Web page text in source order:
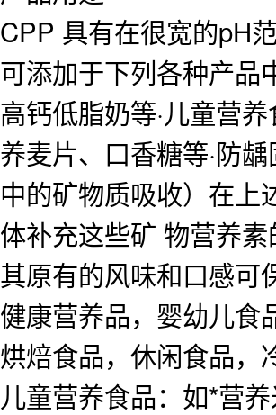
CPP 具有在很宽的pH
可添加于下列各种产品
高钙低脂奶等·儿童营
养麦片、口香糖等·防
中的矿物质吸收）在上
体补充这些矿 物营养
其原有的风味和口感可
健康营养品，婴幼儿食
烘焙食品，休闲食品，
儿童营养食品：如*营